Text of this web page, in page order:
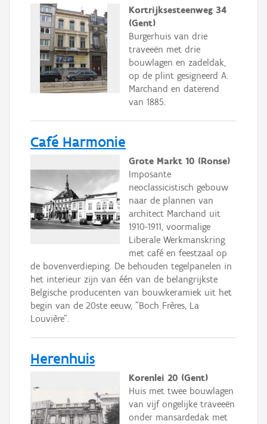
Kortrijksesteenweg 34
(Gent)
Burgerhuis van drie
traveeën met drie
bouwlagen en zadeldak,
op de plint gesigneerd A.
Marchand en daterend
van 1885.
Café Harmonie
Grote Markt 10 (Ronse)
Imposante
neoclassicistisch gebouw
naar de plannen van
architect Marchand uit
1910-1911, voormalige
Liberale Werkmanskring
met café en feestzaal op
de bovenverdieping. De behouden tegelpanelen in
het interieur zijn van één van de belangrijkste
Belgische producenten van bouwkeramiek uit het
begin van de 20ste eeuw, "Boch Frères, La
Louvière".
Herenhuis
Korenlei 20 (Gent)
Huis met twee bouwlagen
van vijf ongelijke traveeën
onder mansardedak met